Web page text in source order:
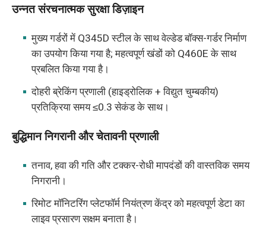
उन्नत संरचनात्मक सुरक्षा डिज़ाइन
मुख्य गर्डरों में Q345D स्टील के साथ वेल्डेड बॉक्स-गर्डर निर्माण
का उपयोग किया गया है; महत्वपूर्ण खंडों को Q460E के साथ
प्रबलित किया गया है।
दोहरी ब्रेकिंग प्रणाली (हाइड्रोलिक + विद्युत चुम्बकीय)
प्रतिक्रिया समय ≤0.3 सेकंड के साथ।
बुद्धिमान निगरानी और चेतावनी प्रणाली
तनाव, हवा की गति और टक्कर-रोधी मापदंडों की वास्तविक समय
निगरानी।
रिमोट मॉनिटरिंग प्लेटफॉर्म नियंत्रण केंद्र को महत्वपूर्ण डेटा का
लाइव प्रसारण सक्षम बनाता है।